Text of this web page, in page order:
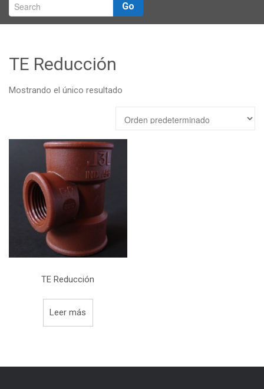
Los Productos Go
TE Reducción
Mostrando el único resultado
TE Reducción
Leer más